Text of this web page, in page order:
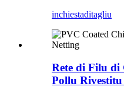
inchiestaditagliu
Rete di Filu
Pollu